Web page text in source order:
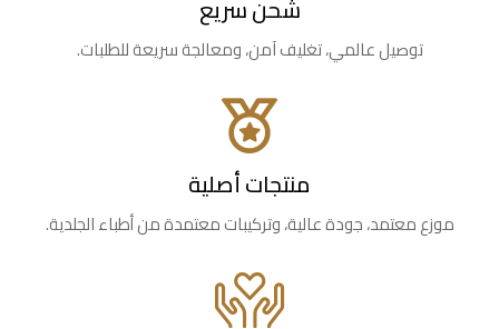
شحن سريع
توصيل عالمي، تغليف آمن، ومعالجة سريعة للطلبات.
منتجات أصلية
موزع معتمد، جودة عالية، وتركيبات معتمدة من أطباء الجلدية.